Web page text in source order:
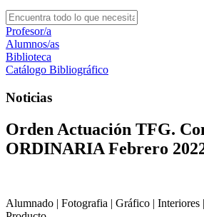
Profesor/a
Alumnos/as
Biblioteca
Catálogo Bibliográfico
Noticias
Orden Actuación TFG.
ORDINARIA Febrero
Alumnado | Fotografia | Gráfico | Interiores